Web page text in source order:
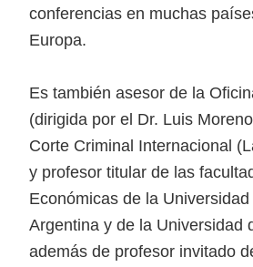
conferencias en muchas
Europa.
Es también asesor de la
(dirigida por el Dr. Luis
Corte Criminal Internacional
y profesor titular de las
Económicas de la
Argentina y de la Universidad
además de profesor invitado